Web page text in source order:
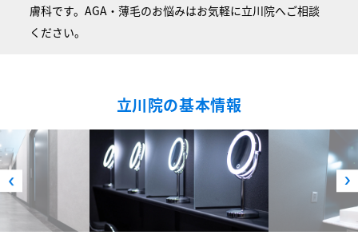
膚科です。AGA・薄毛のお悩みはお気軽に立川院へご相談
ください。
立川院の基本情報